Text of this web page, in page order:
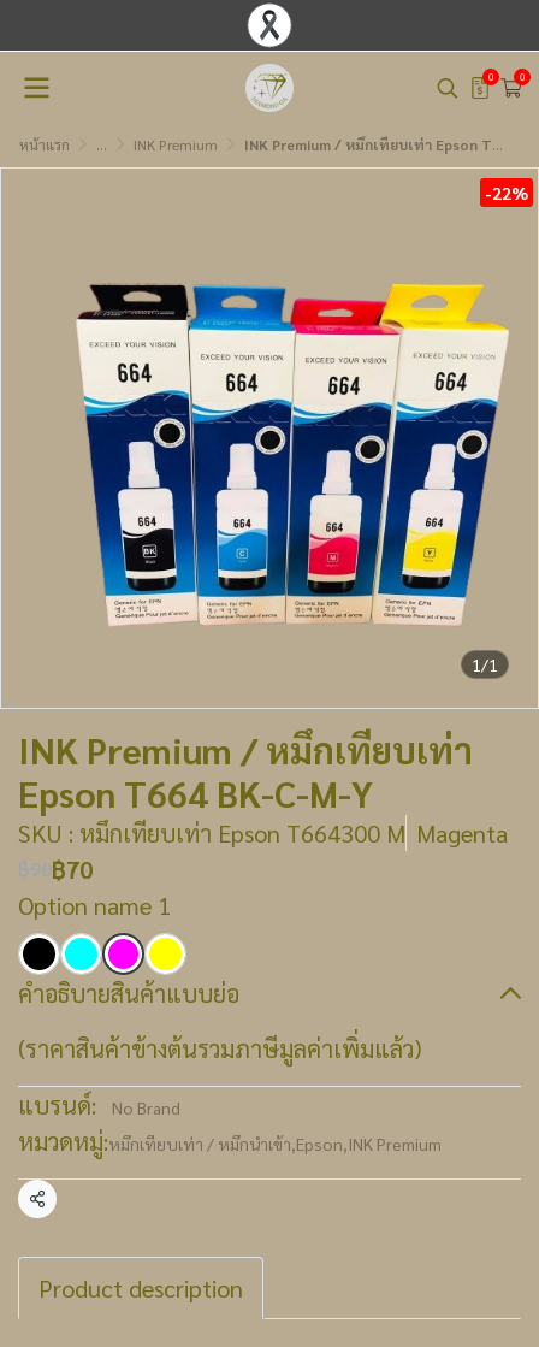
0 0
หน้าแรก ... INK Premium INK Premium / หมึกเทียบเท่า Epson T664 BK-C-M-Y
1/1
-22%
INK Premium / หมึกเทียบเท่า
Epson T664 BK-C-M-Y
SKU : หมึกเทียบเท่า Epson T664300 M Magenta
฿70
Option name 1
คำอธิบายสินค้าแบบย่อ
(ราคาสินค้าข้างต้นรวมภาษีมูลค่าเพิ่มแล้ว)
แบรนด์:
No Brand
หมวดหมู่:หมึกเทียบเท่า / หมึกนำเข้า,Epson,INK Premium
แชร์
Product description